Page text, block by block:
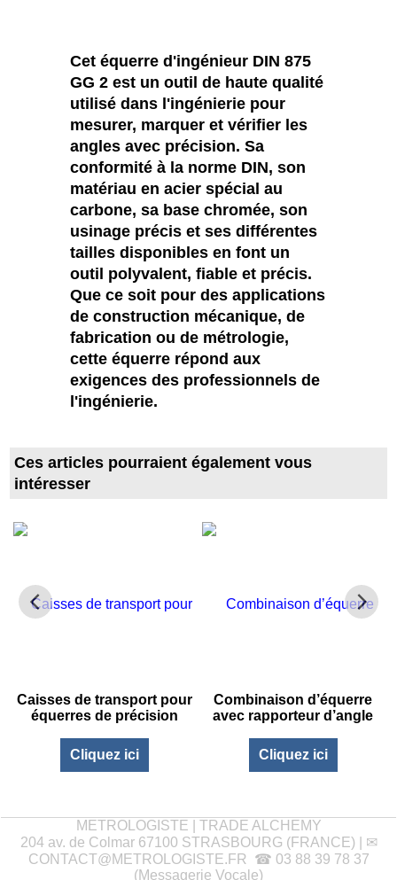
Cet équerre d'ingénieur DIN 875
GG 2 est un outil de haute qualité
utilisé dans l'ingénierie pour
mesurer, marquer et vérifier les
angles avec précision. Sa
conformité à la norme DIN, son
matériau en acier spécial au
carbone, sa base chromée, son
usinage précis et ses différentes
tailles disponibles en font un
outil polyvalent, fiable et précis.
Que ce soit pour des applications
de construction mécanique, de
fabrication ou de métrologie,
cette équerre répond aux
exigences des professionnels de
l'ingénierie.
Ces articles pourraient également vous
intéresser
Caisses de transport pour
équerres de précision
Cliquez ici
Combinaison d’équerre
avec rapporteur d’angle
Cliquez ici
METROLOGISTE | TRADE ALCHEMY
204 av. de Colmar 67100 STRASBOURG (FRANCE) | ✉
CONTACT@METROLOGISTE.FR ☎ 03 88 39 78 37
(Messagerie Vocale)